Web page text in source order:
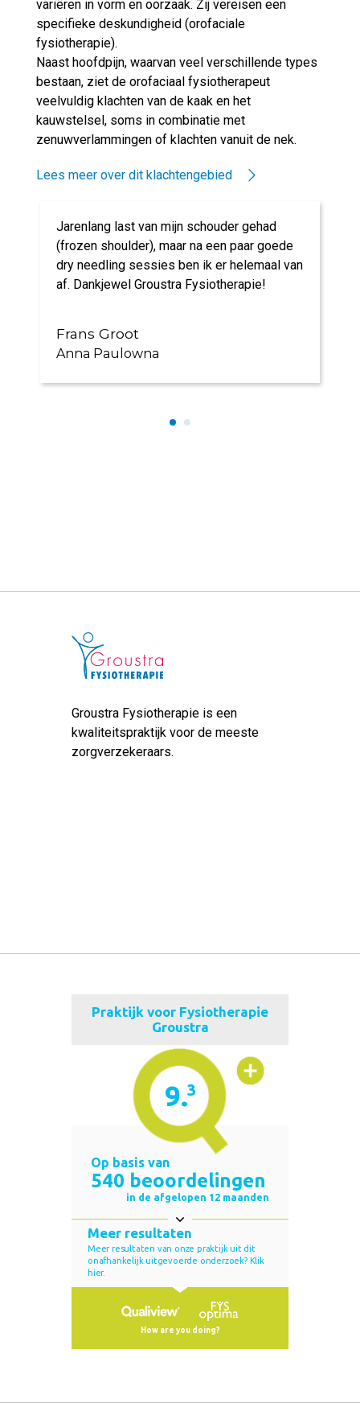
variëren in vorm en oorzaak. Zij vereisen een
specifieke deskundigheid (orofaciale
fysiotherapie).
Naast hoofdpijn, waarvan veel verschillende types
bestaan, ziet de orofaciaal fysiotherapeut
veelvuldig klachten van de kaak en het
kauwstelsel, soms in combinatie met
zenuwverlammingen of klachten vanuit de nek.
Lees meer over dit klachtengebied
Jarenlang last van mijn schouder gehad
(frozen shoulder), maar na een paar goede
dry needling sessies ben ik er helemaal van
af. Dankjewel Groustra Fysiotherapie!
Frans Groot
Anna Paulowna
Groustra Fysiotherapie is een
kwaliteitspraktijk voor de meeste
zorgverzekeraars.